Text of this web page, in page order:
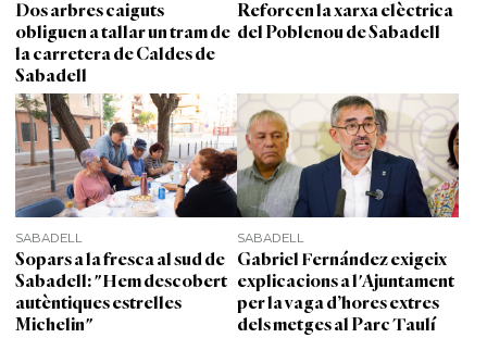
Dos arbres caiguts
obliguen a tallar un tram de
la carretera de Caldes de
Sabadell
Reforcen la xarxa elèctrica
del Poblenou de Sabadell
SABADELL
Sopars a la fresca al sud de
Sabadell: "Hem descobert
autèntiques estrelles
Michelin"
SABADELL
Gabriel Fernández exigeix
explicacions a l'Ajuntament
per la vaga d’hores extres
dels metges al Parc Taulí